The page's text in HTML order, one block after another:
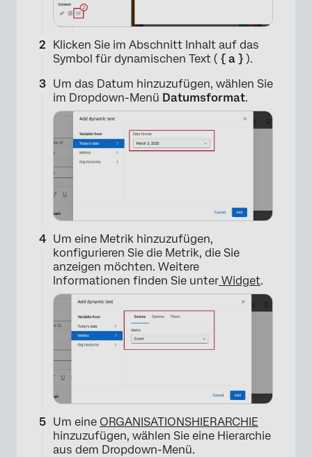
×
Klicken Sie im Abschnitt Inhalt auf das
Symbol für dynamischen Text ( { a } ).
Um das Datum hinzuzufügen, wählen Sie
im Dropdown-Menü Datumsformat.
Um eine Metrik hinzuzufügen,
konfigurieren Sie die Metrik, die Sie
anzeigen möchten. Weitere
Informationen finden Sie unter Widget.
Um eine ORGANISATIONSHIERARCHIE
hinzuzufügen, wählen Sie eine Hierarchie
aus dem Dropdown-Menü.